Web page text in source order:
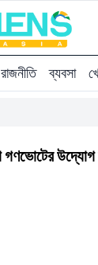
রাজনীতি ব্যবসা
গণভোটের